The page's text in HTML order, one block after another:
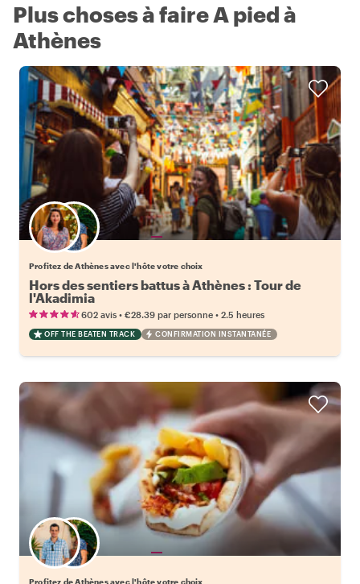
Plus choses à faire A pied à
Athènes
Choisissez votre local favori
Profitez de Athènes avec l'hôte votre choix
Hors des sentiers battus à Athènes : Tour de
l'Akadimia
602 avis • €28.39 par personne • 2.5 heures
OFF THE BEATEN TRACK CONFIRMATION INSTANTANÉE
Choisissez votre local favori
Profitez de Athènes avec l'hôte votre choix